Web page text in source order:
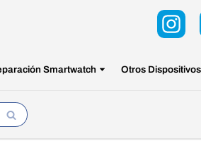
Smartwatch Otros Dispositivos